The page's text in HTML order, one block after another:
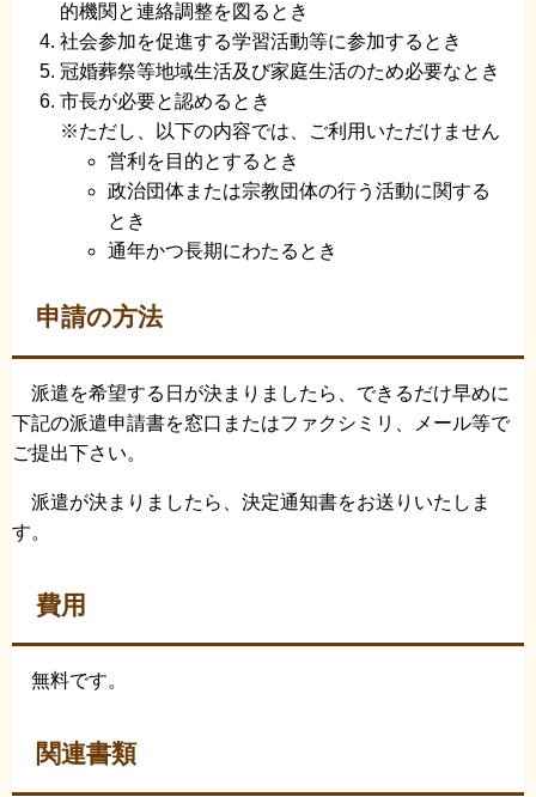
的機関と連絡調整を図るとき
社会参加を促進する学習活動等に参加するとき
冠婚葬祭等地域生活及び家庭生活のため必要なとき
市長が必要と認めるとき
※ただし、以下の内容では、ご利用いただけません
営利を目的とするとき
政治団体または宗教団体の行う活動に関する
とき
通年かつ長期にわたるとき
申請の方法
派遣を希望する日が決まりましたら、できるだけ早めに
下記の派遣申請書を窓口またはファクシミリ、メール等で
ご提出下さい。
派遣が決まりましたら、決定通知書をお送りいたしま
す。
費用
無料です。
関連書類